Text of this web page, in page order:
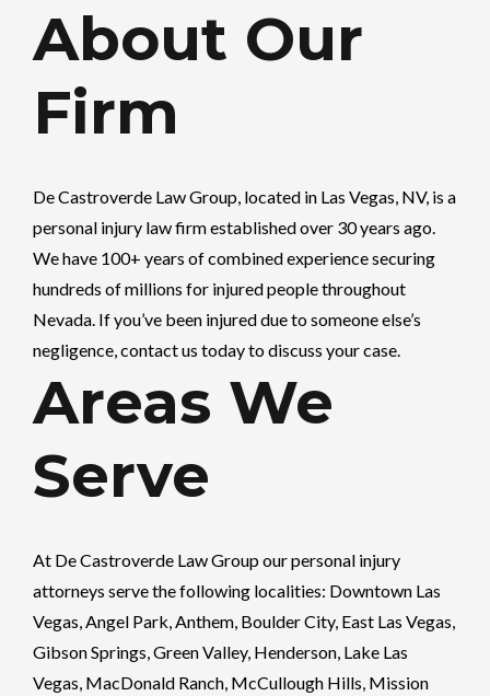
About Our
Firm
De Castroverde Law Group , located in Las Vegas, NV, is a
personal injury law firm established over 30 years ago.
We have 100+ years of combined experience securing
hundreds of millions for injured people throughout
Nevada. If you’ve been injured due to someone else’s
negligence, contact us today to discuss your case.
Areas We
Serve
At De Castroverde Law Group our personal injury
attorneys serve the following localities: Downtown Las
Vegas, Angel Park, Anthem, Boulder City, East Las Vegas,
Gibson Springs, Green Valley, Henderson, Lake Las
Vegas, MacDonald Ranch, McCullough Hills, Mission